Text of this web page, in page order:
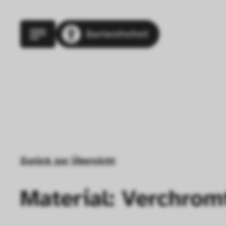
Barrierefreiheit
Zurück zur Übersicht
Material: